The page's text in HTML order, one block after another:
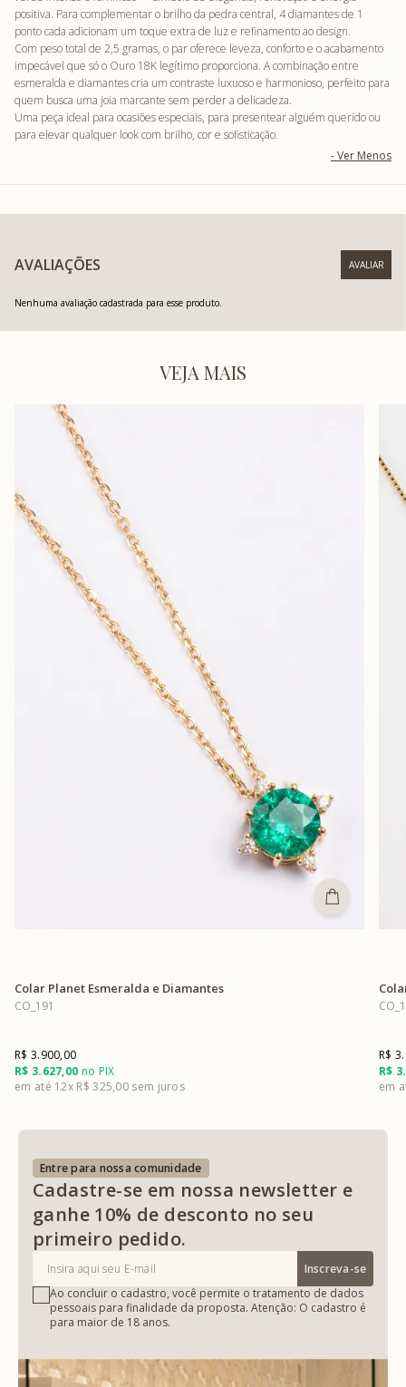
positiva. Para complementar o brilho da pedra central, 4 diamantes de 1
ponto cada adicionam um toque extra de luz e refinamento ao design.
Com peso total de 2,5 gramas, o par oferece leveza, conforto e o acabamento
impecável que só o Ouro 18K legítimo proporciona. A combinação entre
esmeralda e diamantes cria um contraste luxuoso e harmonioso, perfeito para
quem busca uma joia marcante sem perder a delicadeza.
Uma peça ideal para ocasiões especiais, para presentear alguém querido ou
para elevar qualquer look com brilho, cor e sofisticação.
AVALIAÇÕES
Nenhuma avaliação cadastrada para esse produto.
VEJA MAIS
Colar Planet Esmeralda e Diamantes
CO_191
R$ 3.627,00 no PIX
R$ 3.900,00
12x R$ 325,00
R$
R$
Entre para nossa comunidade
Cadastre-se em nossa newsletter e
ganhe 10% de desconto no seu
primeiro pedido.
Inscreva-se
Ao concluir o cadastro, você permite o tratamento de dados
pessoais para finalidade da proposta. Atenção: O cadastro é
para maior de 18 anos.